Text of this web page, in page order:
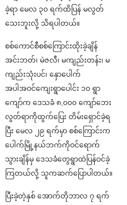
ခဲ့ရာ မေလ ၃၀ ရက်ထိပြန် မလွတ်
သေးဘူးလို့ သိရပါတယ်။
စစ်ကောင်စီစစ်ကြောင်းထိုးခဲ့ချိန်
အင်းဘတ်၊ မဲဇလီ၊ မကျည်းတန်း၊ မ
ကျည်းသုံးပင်၊ နှောပေါက်
အပါအဝင်ကျေးရွာပေါင်း ၁၀ ရွာ
ကျော်က ဒေသခံ ၈,၀၀၀ ကျော်ဘေး
လွတ်ရာကိုထွက်ပြေး တိမ်းရှောင်ခဲ့ရ
ပြီး မေလ ၂၉ ရက်မှာ စစ်ကြောင်းက
ပေါက်မြို့နယ်ဘက်ကိုဝင်ရောက်
သွားချိန်မှ ဒေသခံတွေရွာထဲပြန်ဝင်ခဲ့
ကြတယ်လို့ သူကဆက်ပြောပါတယ်။
ပြီးခဲ့တဲ့နှစ် အောက်တိုဘာလ ၇ ရက်